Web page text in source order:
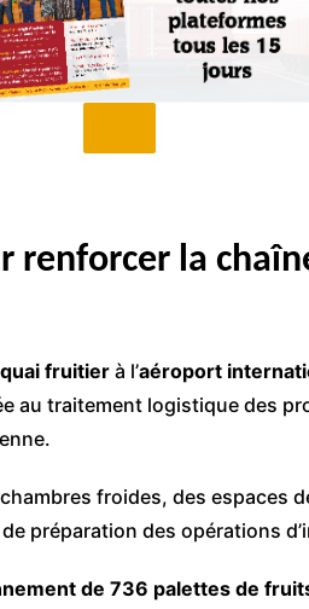
renforcer la
quai fruitier à l’aéroport
au traitement logistique des
froides, des espaces
préparation des opérations
de 736 palettes de